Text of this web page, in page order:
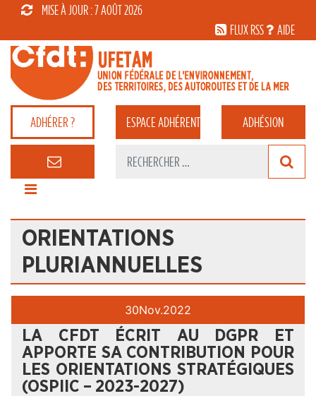
MISE À JOUR : 7 AOÛT 2026
FLUX RSS
AIDE
ADHÉRER ? ESPACEADHÉRENT ADHÉSION
ORIENTATIONS
PLURIANNUELLES
30Nov.2022
LA CFDT ÉCRIT AU DGPR ET
APPORTE SA CONTRIBUTION POUR
LES ORIENTATIONS STRATÉGIQUES
(OSPIIC – 2023-2027)